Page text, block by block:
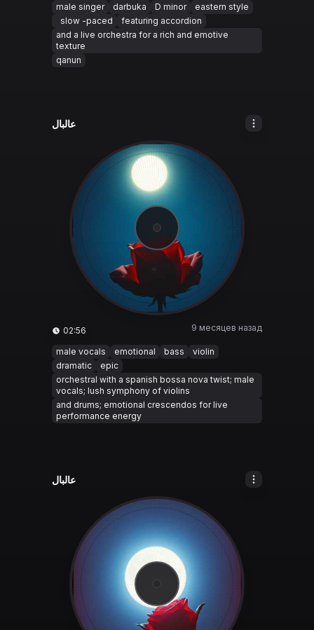
male singer darbuka D minor
eastern style
slow -paced
featuring accordion
and a live orchestra for a rich and emotive
texture
qanun
عالبال
02:56 9 месяцев назад
male vocals emotional bass
violin
dramatic
epic
orchestral with a spanish bossa nova twist; male
vocals; lush symphony of violins
and drums; emotional crescendos for live
performance energy
عالبال